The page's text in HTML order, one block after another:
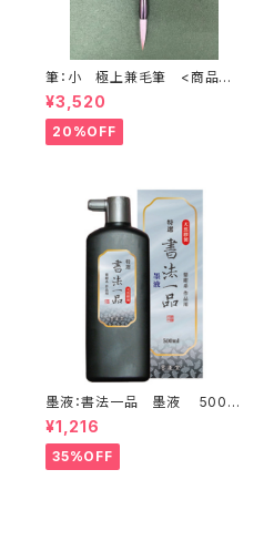
筆：小 極上兼毛筆 <商品番
号1721>
¥3,520
20%OFF
墨液：書法一品 墨液 500?
墨運堂 <商品番号1181>
¥1,216
35%OFF